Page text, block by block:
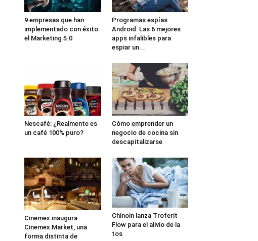
9 empresas que han
implementado con éxito
el Marketing 5.0
Programas espías
Android: Las 6 mejores
apps infalibles para
espiar un...
Nescafé: ¿Realmente es
un café 100% puro?
Cómo emprender un
negocio de cocina sin
descapitalizarse
Cinemex inaugura
Cinemex Market, una
forma distinta de
Chinoin lanza Troferit
Flow para el alivio de la
tos